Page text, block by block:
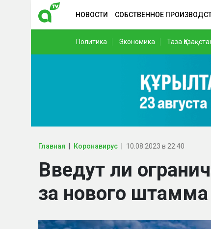
НОВОСТИ СОБСТВЕННОЕ
Политика Экономика Таза
Главная Коронавирус 10.08.2023 в 22:40
Введут ли
за нового штамма